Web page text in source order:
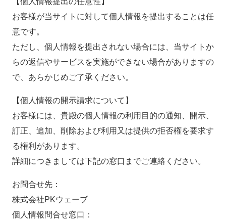
お客様が当サイトに対して個人情報を提出することは任
意です。
ただし、個人情報を提出されない場合には、当サイトか
らの返信やサービスを実施ができない場合がありますの
で、あらかじめご了承ください。
【個人情報の開示請求について】
お客様には、貴殿の個人情報の利用目的の通知、開示、
訂正、追加、削除および利用又は提供の拒否権を要求す
る権利があります。
詳細につきましては下記の窓口までご連絡ください。
お問合せ先：
株式会社PKウェーブ
個人情報問合せ窓口：